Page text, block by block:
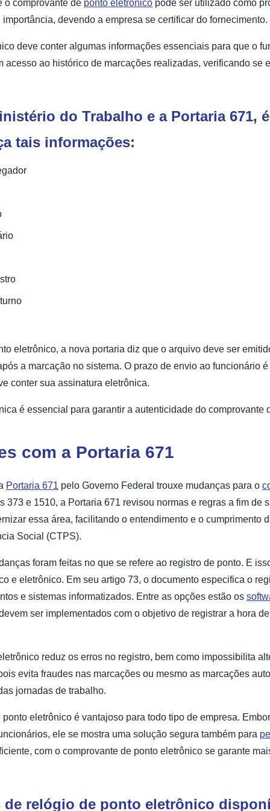
o comprovante de ponto eletrônico pode ser utilizado como
devendo a empresa se certificar do fornecimento.
deve conter algumas informações essenciais para que o
acesso ao histórico de marcações realizadas, verificando se
do Trabalho e a Portaria 671,
tais informações:
eletrônico, a nova portaria diz que o arquivo deve ser
a marcação no sistema. O prazo de envio ao funcionário
conter sua assinatura eletrônica.
é essencial para garantir a autenticidade do comprovante
com a Portaria 671
Portaria 671 pelo Governo Federal trouxe mudanças para o
373 e 1510, a Portaria 671 revisou normas e regras a fim de
essa área, facilitando o entendimento e o cumprimento
Social (CTPS).
foram feitas no que se refere ao registro de ponto. E
e eletrônico. Em seu artigo 73, o documento especifica o
e sistemas informatizados. Entre as opções estão os
ser implementados com o objetivo de registrar a hora
reduz os erros no registro, bem como impossibilita
evita fraudes nas marcações ou mesmo as marcações
jornadas de trabalho.
eletrônico é vantajoso para todo tipo de empresa.
ele se mostra uma solução segura também para
com o comprovante de ponto eletrônico se garante
de relógio de ponto eletrônico